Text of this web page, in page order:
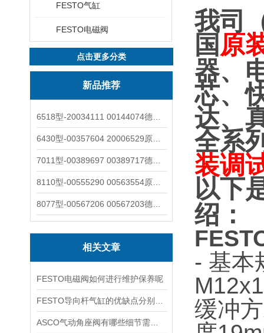
FESTO气缸
FESTO电磁阀
点击更多分类
新品推荐
相关文章
FESTO电磁阀如何进行维护保养呢
我司
国 原
器、
芯、
达、
全系
装调
以下
绍：
- 基本
缓冲